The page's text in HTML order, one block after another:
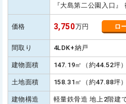
『大島第二公園入口』
価格 3,750万円 ロ
間取り 4LDK+納戸
建物面積 147.19㎡（約44.52坪）
土地面積 158.31㎡（約47.88坪
建物構造 軽量鉄骨造 地上2階建